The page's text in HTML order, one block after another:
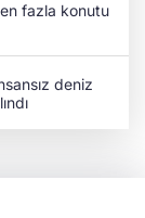
fazla konutu
deniz